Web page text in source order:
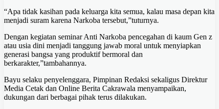
“Apa tidak kasihan pada keluarga kita semua, kalau masa depan kita
menjadi suram karena Narkoba tersebut,”tuturnya.
Dengan kegiatan seminar Anti Narkoba pencegahan di kaum Gen z
atau usia dini menjadi tanggung jawab moral untuk menyiapkan
generasi bangsa yang produktif bermoral dan
berkarakter,”tambahannya.
Bayu selaku penyelenggara, Pimpinan Redaksi sekaligus Direktur
Media Cetak dan Online Berita Cakrawala menyampaikan,
dukungan dari berbagai pihak terus dilakukan.